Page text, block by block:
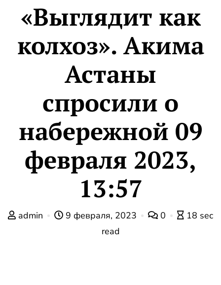
«Выглядит как
колхоз». Акима
Астаны
спросили о
набережной 09
февраля 2023,
13:57
admin 9 февраля, 2023 0
18 sec
read